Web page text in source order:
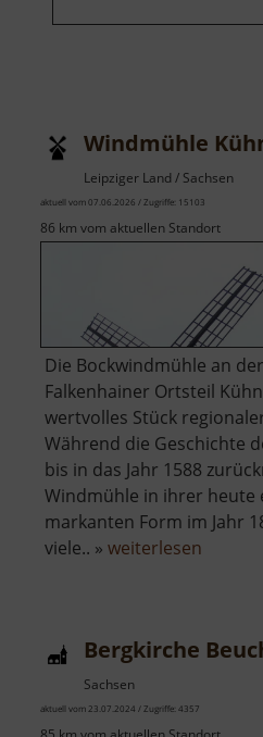
Windmühle
Leipziger Land / Sachsen
aktuell vom 07.06.2026 / Zugriffe: 15103
86 km vom aktuellen Standort
Die Bockwindmühle an
Falkenhainer Ortsteil
wertvolles Stück
Während die Geschichte
bis in das Jahr 1588
Windmühle in ihrer heute
markanten Form im Jahr
viele.. » weiterlesen
Bergkirche
Sachsen
aktuell vom 23.07.2024 / Zugriffe: 4357